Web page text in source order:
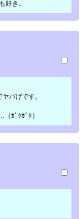
好き。
バげです。
ｶﾞｸｶﾞｸ）